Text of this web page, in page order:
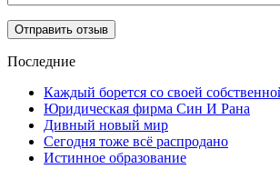
Последние
Каждый борется со своей
Юридическая фирма Син И Рана
Дивный новый мир
Сегодня тоже всё распродано
Истинное образование